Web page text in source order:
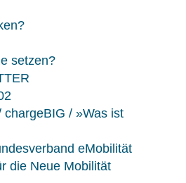
setzen?
/ »Was ist
eMobilität
die Neue Mobilität